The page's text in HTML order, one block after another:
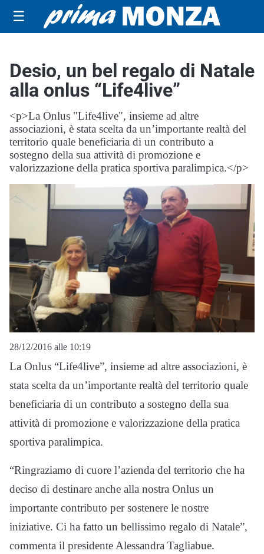
☰
Desio, un bel regalo di Natale
alla onlus “Life4live”
<p>La Onlus "Life4live", insieme ad altre
associazioni, è stata scelta da un’importante realtà del
territorio quale beneficiaria di un contributo a
sostegno della sua attività di promozione e
valorizzazione della pratica sportiva paralimpica.</p>
28/12/2016 alle 10:19
La Onlus “Life4live”, insieme ad altre associazioni, è
stata scelta da un’importante realtà del territorio quale
beneficiaria di un contributo a sostegno della sua
attività di promozione e valorizzazione della pratica
sportiva paralimpica.
“Ringraziamo di cuore l’azienda del territorio che ha
deciso di destinare anche alla nostra Onlus un
importante contributo per sostenere le nostre
iniziative. Ci ha fatto un bellissimo regalo di Natale”,
commenta il presidente Alessandra Tagliabue.